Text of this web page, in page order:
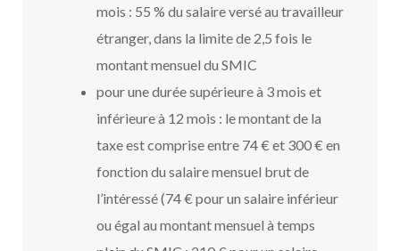
mois : 55 % du salaire versé au travailleur
étranger, dans la limite de 2,5 fois le
montant mensuel du SMIC
pour une durée supérieure à 3 mois et
inférieure à 12 mois : le montant de la
taxe est comprise entre 74 € et 300 € en
fonction du salaire mensuel brut de
l’intéressé (74 € pour un salaire inférieur
ou égal au montant mensuel à temps